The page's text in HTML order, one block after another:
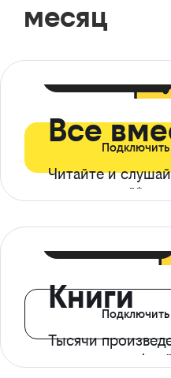
месяц
Все
Читайте и
ограничений*
Книги
Тысячи
с доступом